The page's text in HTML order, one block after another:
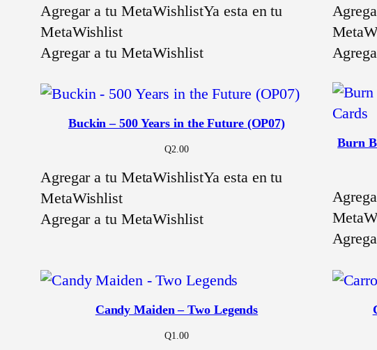
Agregar a tu MetaWishlistYa esta en tu
MetaWishlist
Agregar a tu MetaWishlist
Buckin – 500 Years in the Future (OP07)
Q2.00
Agregar a tu MetaWishlistYa esta en tu
MetaWishlist
Agregar a tu MetaWishlist
Burn
Candy Maiden – Two Legends
Q1.00